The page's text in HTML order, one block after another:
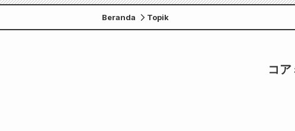
Beranda Topik
コ